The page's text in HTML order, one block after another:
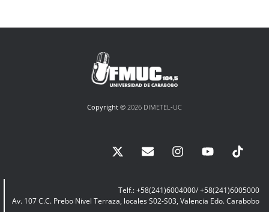
Copyright © 2026 DIMETEL-UC
Telf.: +58(241)6004000/ +58(241)6005000
Av. 107 C.C. Prebo Nivel Terraza, locales S02-S03, Valencia Edo. Carabobo